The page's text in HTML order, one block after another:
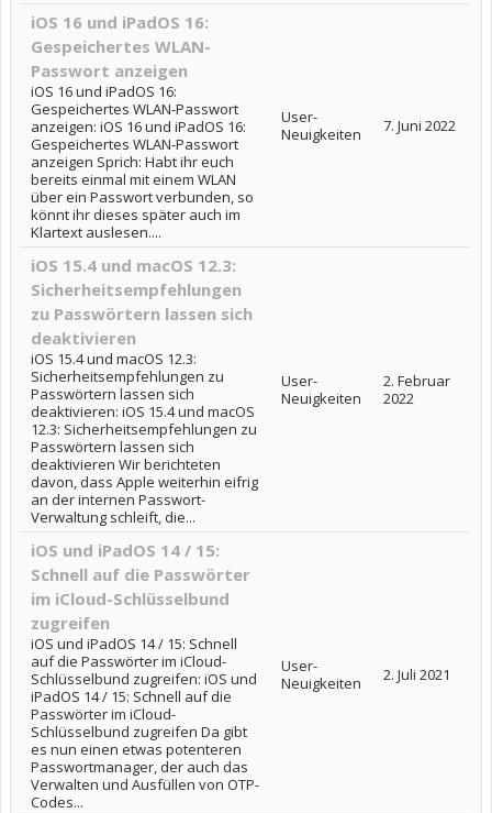
iOS 16 und iPadOS 16:
Gespeichertes WLAN-
Passwort anzeigen
iOS 16 und iPadOS 16:
Gespeichertes WLAN-Passwort
anzeigen: iOS 16 und iPadOS 16:
Gespeichertes WLAN-Passwort
anzeigen Sprich: Habt ihr euch
bereits einmal mit einem WLAN
über ein Passwort verbunden, so
könnt ihr dieses später auch im
Klartext auslesen....
User-
Neuigkeiten
7. Juni 2022
iOS 15.4 und macOS 12.3:
Sicherheitsempfehlungen
zu Passwörtern lassen sich
deaktivieren
iOS 15.4 und macOS 12.3:
Sicherheitsempfehlungen zu
Passwörtern lassen sich
deaktivieren: iOS 15.4 und macOS
12.3: Sicherheitsempfehlungen zu
Passwörtern lassen sich
deaktivieren Wir berichteten
davon, dass Apple weiterhin eifrig
an der internen Passwort-
Verwaltung schleift, die...
User-
Neuigkeiten
2. Februar
2022
iOS und iPadOS 14 / 15:
Schnell auf die Passwörter
im iCloud-Schlüsselbund
zugreifen
iOS und iPadOS 14 / 15: Schnell
auf die Passwörter im iCloud-
Schlüsselbund zugreifen: iOS und
iPadOS 14 / 15: Schnell auf die
Passwörter im iCloud-
Schlüsselbund zugreifen Da gibt
es nun einen etwas potenteren
Passwortmanager, der auch das
Verwalten und Ausfüllen von OTP-
Codes...
User-
Neuigkeiten
2. Juli 2021